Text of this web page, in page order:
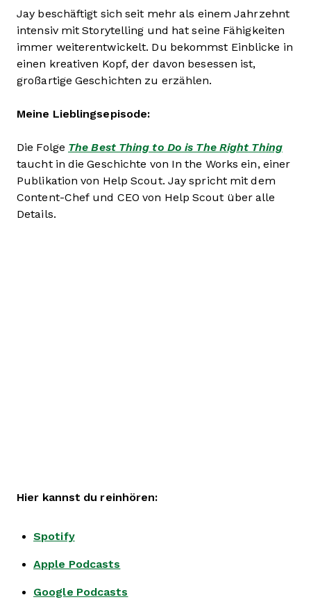
Jay beschäftigt sich seit mehr als einem Jahrzehnt
intensiv mit Storytelling und hat seine Fähigkeiten
immer weiterentwickelt. Du bekommst Einblicke in
einen kreativen Kopf, der davon besessen ist,
großartige Geschichten zu erzählen.
Meine Lieblingsepisode:
Die Folge The Best Thing to Do is The Right Thing
taucht in die Geschichte von In the Works ein, einer
Publikation von Help Scout. Jay spricht mit dem
Content-Chef und CEO von Help Scout über alle
Details.
Hier kannst du reinhören:
Spotify
Apple Podcasts
Google Podcasts